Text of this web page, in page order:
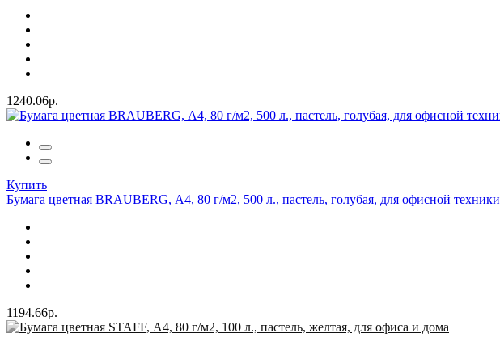
1240.06р.
Купить
Бумага цветная BRAUBERG, А4, 80 г/м2, 500 л., пастель, голубая, для офисной техники
1194.66р.